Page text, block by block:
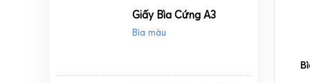
Giấy Bìa Cứng A3
Bìa màu